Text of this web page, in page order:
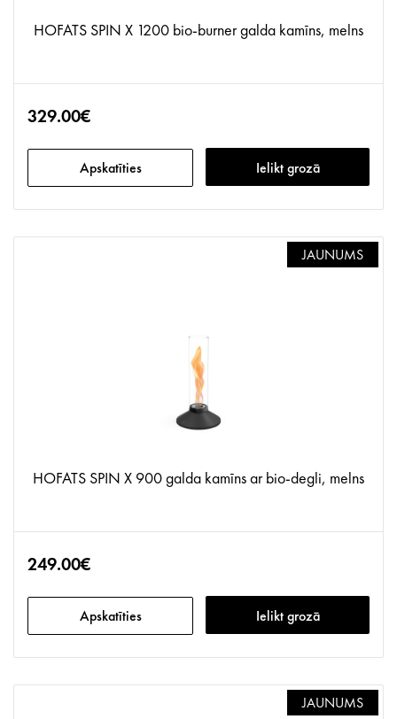
HOFATS SPIN X 1200 bio-burner galda kamīns, melns
329.00€
Apskatīties Ielikt grozā
JAUNUMS
HOFATS SPIN X 900 galda kamīns ar bio-degli, melns
249.00€
Apskatīties Ielikt grozā
JAUNUMS